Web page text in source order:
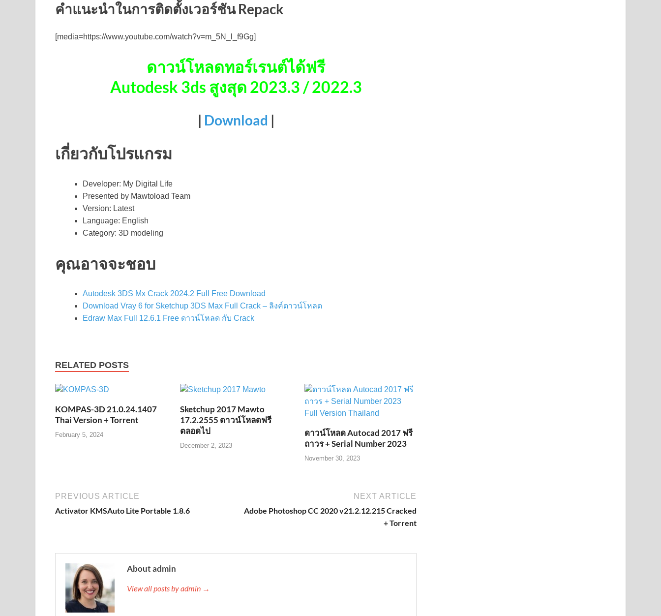
คำแนะนำในการติดตั้งเวอร์ชัน Repack
[media=https://www.youtube.com/watch?v=m_5N_l_f9Gg]
ดาวน์โหลดทอร์เรนต์ได้ฟรี
Autodesk 3ds สูงสุด 2023.3 / 2022.3
| Download |
เกี่ยวกับโปรแกรม
Developer: My Digital Life
Presented by Mawtoload Team
Version: Latest
Language: English
Category: 3D modeling
คุณอาจจะชอบ
Autodesk 3DS Mx Crack 2024.2 Full Free Download
Download Vray 6 for Sketchup 3DS Max Full Crack – ลิงค์ดาวน์โหลด
Edraw Max Full 12.6.1 Free ดาวน์โหลด กับ Crack
RELATED POSTS
KOMPAS-3D 21.0.24.1407
Thai Version + Torrent
February 5, 2024
Sketchup 2017 Mawto
17.2.2555 ดาวน์โหลดฟรี
ตลอดไป
December 2, 2023
ดาวน์โหลด Autocad 2017 ฟรี
ถาวร + Serial Number 2023
November 30, 2023
PREVIOUS ARTICLE
Activator KMSAuto Lite Portable 1.8.6
NEXT ARTICLE
Adobe Photoshop CC 2020 v21.2.12.215 Cracked
+ Torrent
About admin
View all posts by admin →